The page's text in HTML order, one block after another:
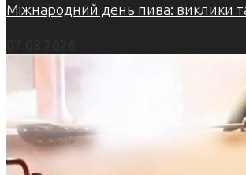
Міжнародний день пива: виклики